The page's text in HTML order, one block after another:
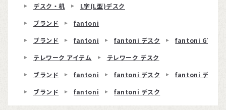
デスク・机
L字(L型)デスク
ブランド
fantoni
ブランド
fantoni fantoni デスク
fantoni GT
テレワーク アイテム
テレワーク デスク
ブランド
fantoni fantoni デスク
fantoni デスク
ブランド
fantoni fantoni デスク